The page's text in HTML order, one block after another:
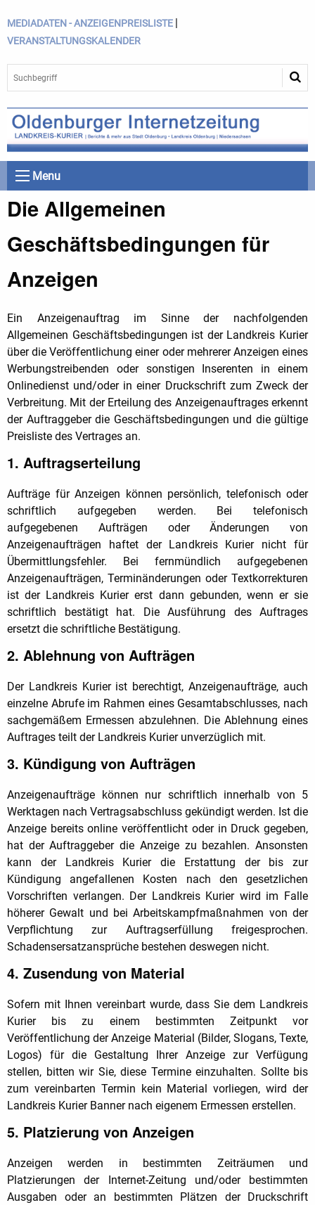
MEDIADATEN - ANZEIGENPREISLISTE |
VERANSTALTUNGSKALENDER
Menu
Die Allgemeinen
Geschäftsbedingungen für
Anzeigen
Ein Anzeigenauftrag im Sinne der nachfolgenden
Allgemeinen Geschäftsbedingungen ist der Landkreis Kurier
über die Veröffentlichung einer oder mehrerer Anzeigen eines
Werbungstreibenden oder sonstigen Inserenten in einem
Onlinedienst und/oder in einer Druckschrift zum Zweck der
Verbreitung. Mit der Erteilung des Anzeigenauftrages erkennt
der Auftraggeber die Geschäftsbedingungen und die gültige
Preisliste des Vertrages an.
1. Auftragserteilung
Aufträge für Anzeigen können persönlich, telefonisch oder
schriftlich aufgegeben werden. Bei telefonisch
aufgegebenen Aufträgen oder Änderungen von
Anzeigenaufträgen haftet der Landkreis Kurier nicht für
Übermittlungsfehler. Bei fernmündlich aufgegebenen
Anzeigenaufträgen, Terminänderungen oder Textkorrekturen
ist der Landkreis Kurier erst dann gebunden, wenn er sie
schriftlich bestätigt hat. Die Ausführung des Auftrages
ersetzt die schriftliche Bestätigung.
2. Ablehnung von Aufträgen
Der Landkreis Kurier ist berechtigt, Anzeigenaufträge, auch
einzelne Abrufe im Rahmen eines Gesamtabschlusses, nach
sachgemäßem Ermessen abzulehnen. Die Ablehnung eines
Auftrages teilt der Landkreis Kurier unverzüglich mit.
3. Kündigung von Aufträgen
Anzeigenaufträge können nur schriftlich innerhalb von 5
Werktagen nach Vertragsabschluss gekündigt werden. Ist die
Anzeige bereits online veröffentlicht oder in Druck gegeben,
hat der Auftraggeber die Anzeige zu bezahlen. Ansonsten
kann der Landkreis Kurier die Erstattung der bis zur
Kündigung angefallenen Kosten nach den gesetzlichen
Vorschriften verlangen. Der Landkreis Kurier wird im Falle
höherer Gewalt und bei Arbeitskampfmaßnahmen von der
Verpflichtung zur Auftragserfüllung freigesprochen.
Schadensersatzansprüche bestehen deswegen nicht.
4. Zusendung von Material
Sofern mit Ihnen vereinbart wurde, dass Sie dem Landkreis
Kurier bis zu einem bestimmten Zeitpunkt vor
Veröffentlichung der Anzeige Material (Bilder, Slogans, Texte,
Logos) für die Gestaltung Ihrer Anzeige zur Verfügung
stellen, bitten wir Sie, diese Termine einzuhalten. Sollte bis
zum vereinbarten Termin kein Material vorliegen, wird der
Landkreis Kurier Banner nach eigenem Ermessen erstellen.
5. Platzierung von Anzeigen
Anzeigen werden in bestimmten Zeiträumen und
Platzierungen der Internet-Zeitung und/oder bestimmten
Ausgaben oder an bestimmten Plätzen der Druckschrift